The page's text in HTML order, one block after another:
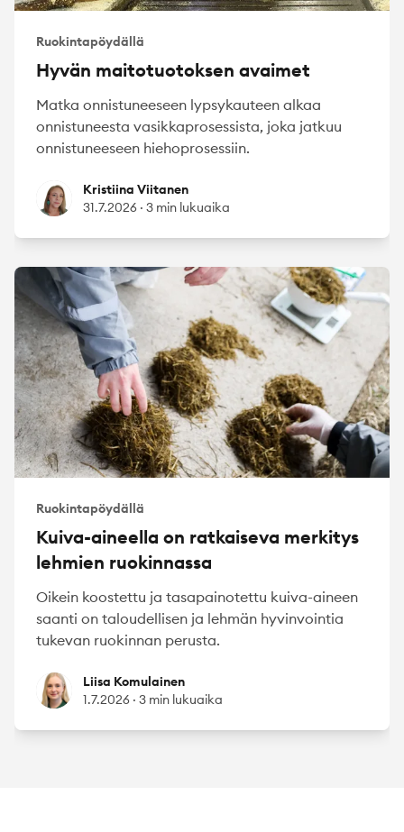
Ruokintapöydällä
Hyvän maitotuotoksen avaimet
Matka onnistuneeseen lypsykauteen alkaa
onnistuneesta vasikkaprosessista, joka jatkuu
onnistuneeseen hiehoprosessiin.
Kristiina Viitanen
Kristiina Viitanen
31.7.2026 · 3 min lukuaika
Ruokintapöydällä
Kuiva-aineella on ratkaiseva merkitys
lehmien ruokinnassa
Oikein koostettu ja tasapainotettu kuiva-aineen
saanti on taloudellisen ja lehmän hyvinvointia
tukevan ruokinnan perusta.
Liisa Komulainen
Liisa Komulainen
1.7.2026 · 3 min lukuaika